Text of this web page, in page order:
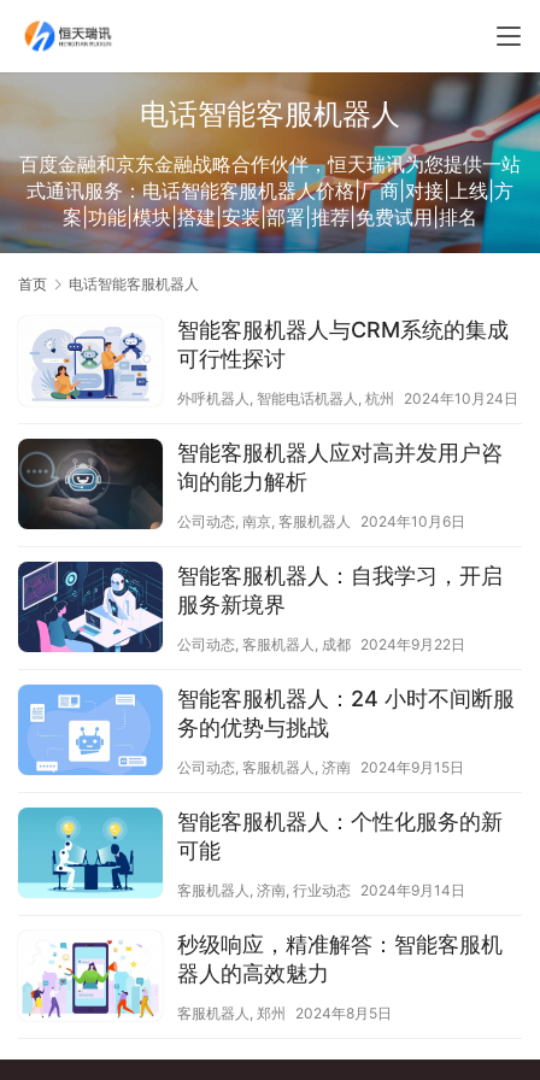
电话智能客服机器人
百度金融和京东金融战略合作伙伴，恒天瑞讯为您提供一站
式通讯服务：电话智能客服机器人价格|厂商|对接|上线|方
案|功能|模块|搭建|安装|部署|推荐|免费试用|排名
首页 电话智能客服机器人
智能客服机器人与CRM系统的集成
可行性探讨
外呼机器人 , 智能电话机器人 , 杭州 2024年10月24日
智能客服机器人应对高并发用户咨
询的能力解析
公司动态, 南京, 客服机器人 2024年10月6日
智能客服机器人：自我学习，开启
服务新境界
公司动态, 客服机器人 , 成都 2024年9月22日
智能客服机器人：24 小时不间断服
务的优势与挑战
公司动态, 客服机器人 , 济南 2024年9月15日
智能客服机器人：个性化服务的新
可能
客服机器人 , 济南, 行业动态 2024年9月14日
秒级响应，精准解答：智能客服机
器人的高效魅力
客服机器人 , 郑州 2024年8月5日